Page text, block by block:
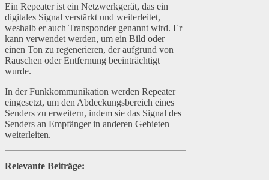
Ein Repeater ist ein Netzwerkgerät, das ein
digitales Signal verstärkt und weiterleitet,
weshalb er auch Transponder genannt wird. Er
kann verwendet werden, um ein Bild oder
einen Ton zu regenerieren, der aufgrund von
Rauschen oder Entfernung beeinträchtigt
wurde.
In der Funkkommunikation werden Repeater
eingesetzt, um den Abdeckungsbereich eines
Senders zu erweitern, indem sie das Signal des
Senders an Empfänger in anderen Gebieten
weiterleiten.
Relevante Beiträge: